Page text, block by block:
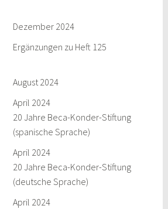
Dezember 2024
Ergänzungen zu Heft 125
August 2024
April 2024
20 Jahre Beca-Konder-Stiftung
(spanische Sprache)
April 2024
20 Jahre Beca-Konder-Stiftung
(deutsche Sprache)
April 2024